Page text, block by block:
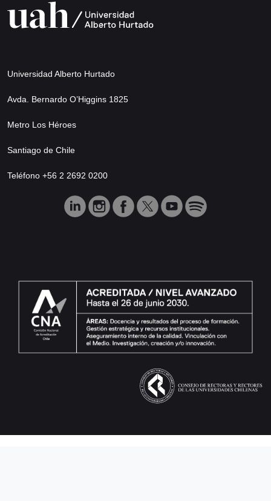
Universidad Alberto Hurtado
Avda. Bernardo O’Higgins 1825
Metro Los Héroes
Santiago de Chile
Teléfono +56 2 2692 0200